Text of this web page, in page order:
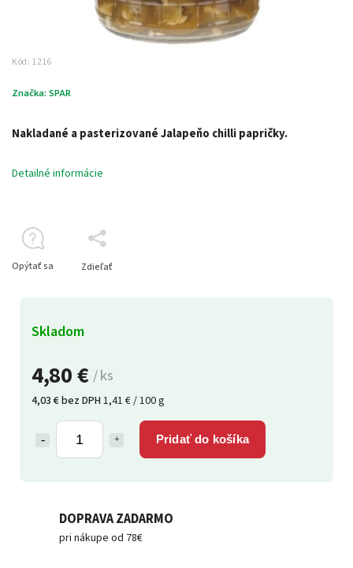
Kód: 1216
Značka: SPAR
4,80 € / ks
4,03 € bez DPH1,41 € / 100 g
Pridať do košíka
Skladom
Nakladané a pasterizované Jalapeňo chilli papričky.
Detailné informácie
Opýtať sa Zdieľať
DOPRAVA ZADARMO
pri nákupe od 78€